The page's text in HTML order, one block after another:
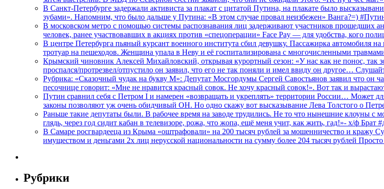
В Санкт-Петербурге задержали активиста за плакат с цитатой Путина, на плакате было
зубами». Напомним, что было дальше у Путина: «В этом случае провал неизбежен» Ванга?=)
В московском метро с помощью системы распознавания лиц задерживают участников прошедших
человек, ранее участвовавших в акциях против «спецоперации» Face Pay — для удобства, кого
В центре Петербурга пьяный курсант военного института сбил девушку. Пассажирка автомобиля
тротуар на пешеходов. Женщина упала в Неву и её госпитализирована с многочисленными
Крымский чиновник Алексей Михайловский, открывая курортный сезон: «У нас как не понос, так
проспался/протрезвел/отпустило он заявил, что его не так поняли и имел ввиду он другое…
Рубрика: «Сказочный чудак на букву М»: Депутат Мосгордумы Сергей Савостьянов заявил что он
песочнице говорит: «Мне не нравится красный совок. Не хочу красный совок!». Вот так и
Путин сравнил себя с Петром I и намерен «возвращать и укреплять» территории России… Может
законы позволяют уж очень обидчивый ОН. Но одно скажу вот высказывание Лева Толстого о
Раньше такие депутаты были. В рабочее время на заводе трудились. Не то что нынешние клоуны с
глядь, через год сидит кабан в телевизоре, рожа, что жопа, ещё меня учит, как жить, гад!»- х/ф Брат
В Самаре росгвардееца из Крыма «оштрафовали» на 200 тысяч рублей за мошенничество и кражу
имуществом и деньгами 2х лиц нерусской национальности на сумму более 204 тысяч рублей
Рубрики